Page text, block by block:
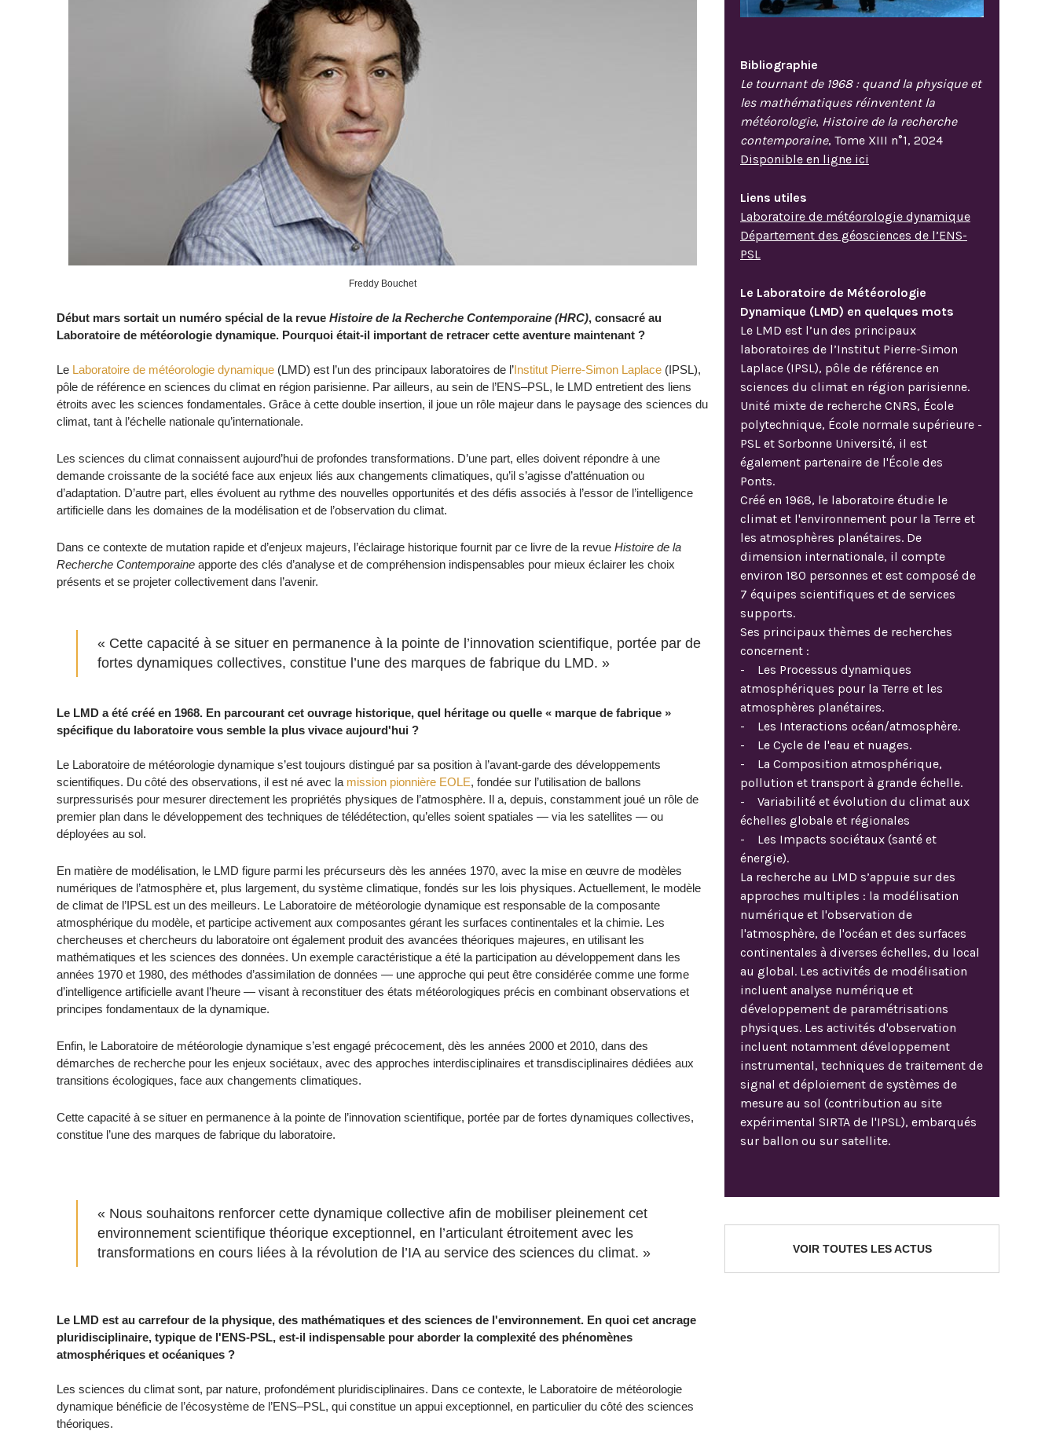
Freddy Bouchet
Début mars sortait un numéro spécial de la revue Histoire de la Recherche Contemporaine (HRC), consacré au
Laboratoire de météorologie dynamique. Pourquoi était-il important de retracer cette aventure maintenant ?
Le Laboratoire de météorologie dynamique (LMD) est l’un des principaux laboratoires de l’Institut Pierre-Simon Laplace (IPSL),
pôle de référence en sciences du climat en région parisienne. Par ailleurs, au sein de l’ENS–PSL, le LMD entretient des liens
étroits avec les sciences fondamentales. Grâce à cette double insertion, il joue un rôle majeur dans le paysage des sciences du
climat, tant à l’échelle nationale qu’internationale.
Les sciences du climat connaissent aujourd’hui de profondes transformations. D’une part, elles doivent répondre à une
demande croissante de la société face aux enjeux liés aux changements climatiques, qu’il s’agisse d’atténuation ou
d’adaptation. D’autre part, elles évoluent au rythme des nouvelles opportunités et des défis associés à l’essor de l’intelligence
artificielle dans les domaines de la modélisation et de l’observation du climat.
Dans ce contexte de mutation rapide et d’enjeux majeurs, l’éclairage historique fournit par ce livre de la revue Histoire de la
Recherche Contemporaine apporte des clés d’analyse et de compréhension indispensables pour mieux éclairer les choix
présents et se projeter collectivement dans l’avenir.
« Cette capacité à se situer en permanence à la pointe de l’innovation scientifique, portée par de
fortes dynamiques collectives, constitue l’une des marques de fabrique du LMD. »
Le LMD a été créé en 1968. En parcourant cet ouvrage historique, quel héritage ou quelle « marque de fabrique »
spécifique du laboratoire vous semble la plus vivace aujourd'hui ?
Le Laboratoire de météorologie dynamique s’est toujours distingué par sa position à l’avant-garde des développements
scientifiques. Du côté des observations, il est né avec la mission pionnière EOLE, fondée sur l’utilisation de ballons
surpressurisés pour mesurer directement les propriétés physiques de l’atmosphère. Il a, depuis, constamment joué un rôle de
premier plan dans le développement des techniques de télédétection, qu’elles soient spatiales — via les satellites — ou
déployées au sol.
En matière de modélisation, le LMD figure parmi les précurseurs dès les années 1970, avec la mise en œuvre de modèles
numériques de l’atmosphère et, plus largement, du système climatique, fondés sur les lois physiques. Actuellement, le modèle
de climat de l’IPSL est un des meilleurs. Le Laboratoire de météorologie dynamique est responsable de la composante
atmosphérique du modèle, et participe activement aux composantes gérant les surfaces continentales et la chimie. Les
chercheuses et chercheurs du laboratoire ont également produit des avancées théoriques majeures, en utilisant les
mathématiques et les sciences des données. Un exemple caractéristique a été la participation au développement dans les
années 1970 et 1980, des méthodes d’assimilation de données — une approche qui peut être considérée comme une forme
d’intelligence artificielle avant l’heure — visant à reconstituer des états météorologiques précis en combinant observations et
principes fondamentaux de la dynamique.
Enfin, le Laboratoire de météorologie dynamique s’est engagé précocement, dès les années 2000 et 2010, dans des
démarches de recherche pour les enjeux sociétaux, avec des approches interdisciplinaires et transdisciplinaires dédiées aux
transitions écologiques, face aux changements climatiques.
Cette capacité à se situer en permanence à la pointe de l’innovation scientifique, portée par de fortes dynamiques collectives,
constitue l’une des marques de fabrique du laboratoire.
« Nous souhaitons renforcer cette dynamique collective afin de mobiliser pleinement cet
environnement scientifique théorique exceptionnel, en l’articulant étroitement avec les
transformations en cours liées à la révolution de l’IA au service des sciences du climat. »
Le LMD est au carrefour de la physique, des mathématiques et des sciences de l'environnement. En quoi cet ancrage
pluridisciplinaire, typique de l'ENS-PSL, est-il indispensable pour aborder la complexité des phénomènes
atmosphériques et océaniques ?
Les sciences du climat sont, par nature, profondément pluridisciplinaires. Dans ce contexte, le Laboratoire de météorologie
dynamique bénéficie de l’écosystème de l’ENS–PSL, qui constitue un appui exceptionnel, en particulier du côté des sciences
théoriques.
Bibliographie
Le tournant de 1968 : quand la physique et
les mathématiques réinventent la
météorologie, Histoire de la recherche
contemporaine, Tome XIII n°1, 2024
Disponible en ligne ici
Liens utiles
Laboratoire de météorologie dynamique
Département des géosciences de l’ENS-
PSL
Le Laboratoire de Météorologie
Dynamique (LMD) en quelques mots
Le LMD est l’un des principaux
laboratoires de l’Institut Pierre-Simon
Laplace (IPSL), pôle de référence en
sciences du climat en région parisienne.
Unité mixte de recherche CNRS, École
polytechnique, École normale supérieure -
PSL et Sorbonne Université, il est
également partenaire de l'École des
Ponts.
Créé en 1968, le laboratoire étudie le
climat et l'environnement pour la Terre et
les atmosphères planétaires. De
dimension internationale, il compte
environ 180 personnes et est composé de
7 équipes scientifiques et de services
supports.
Ses principaux thèmes de recherches
concernent :
- Les Processus dynamiques
atmosphériques pour la Terre et les
atmosphères planétaires.
- Les Interactions océan/atmosphère.
- Le Cycle de l'eau et nuages.
- La Composition atmosphérique,
pollution et transport à grande échelle.
- Variabilité et évolution du climat aux
échelles globale et régionales
- Les Impacts sociétaux (santé et
énergie).
La recherche au LMD s’appuie sur des
approches multiples : la modélisation
numérique et l'observation de
l'atmosphère, de l'océan et des surfaces
continentales à diverses échelles, du local
au global. Les activités de modélisation
incluent analyse numérique et
développement de paramétrisations
physiques. Les activités d'observation
incluent notamment développement
instrumental, techniques de traitement de
signal et déploiement de systèmes de
mesure au sol (contribution au site
expérimental SIRTA de l'IPSL), embarqués
sur ballon ou sur satellite.
VOIR TOUTES LES ACTUS